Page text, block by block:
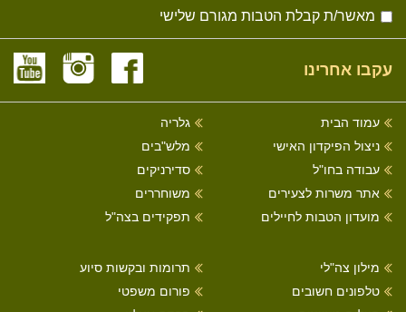
מאשר/ת קבלת הטבות מגורם שלישי
עקבו אחרינו
עמוד הבית
ניצול הפיקדון האישי
עבודה בחו"ל
אתר משרות לצעירים
מועדון הטבות לחיילים
גלריה
מלש"בים
סדירניקים
משוחררים
תפקידים בצה"ל
מילון צה"לי
טלפונים חשובים
תרומות ובקשות סיוע
פורום משפטי